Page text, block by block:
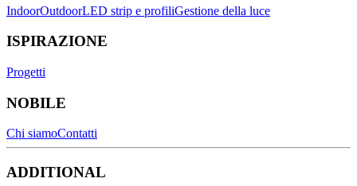
IndoorOutdoorLED strip e profiliGestione della luce
ISPIRAZIONE
Progetti
NOBILE
Chi siamoContatti
ADDITIONAL